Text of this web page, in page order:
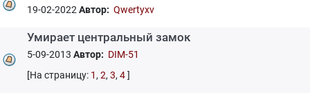
19-02-2022 Автор: Qwertyxv
Умирает центральный замок
5-09-2013 Автор: DIM-51
[На страницу: 1 , 2, 3, 4]